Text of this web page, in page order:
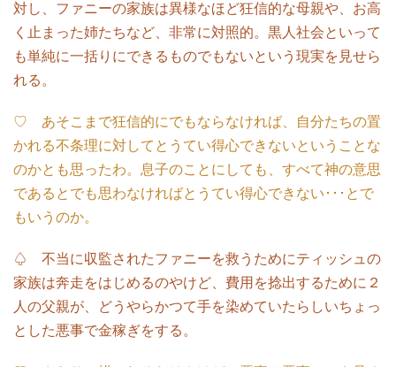
対し、ファニーの家族は異様なほど狂信的な母親や、お高
く止まった姉たちなど、非常に対照的。黒人社会といって
も単純に一括りにできるものでもないという現実を見せら
れる。
♡ あそこまで狂信的にでもならなければ、自分たちの置
かれる不条理に対してとうてい得心できないということな
のかとも思ったわ。息子のことにしても、すべて神の意思
であるとでも思わなければとうてい得心できない･･･とで
もいうのか。
♤ 不当に収監されたファニーを救うためにティッシュの
家族は奔走をはじめるのやけど、費用を捻出するために２
人の父親が、どうやらかつて手を染めていたらしいちょっ
とした悪事で金稼ぎをする。